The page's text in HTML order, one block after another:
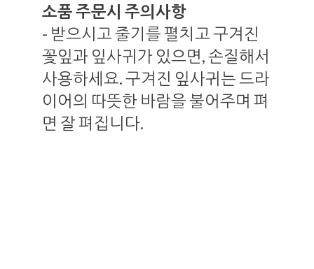
소품 주문시 주의사항
- 받으시고 줄기를 펼치고 구겨진
꽃잎과 잎사귀가 있으면, 손질해서
사용하세요. 구겨진 잎사귀는 드라
이어의 따뜻한 바람을 불어주며 펴
면 잘 펴집니다.